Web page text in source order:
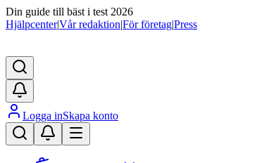
Din guide till bäst i test 2026
Hjälpcenter|Vår redaktion|För företag|Press
Logga inSkapa konto